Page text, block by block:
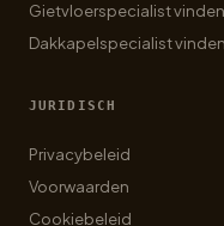
Gietvloerspecialist vinden
Dakkapelspecialist vinden
JURIDISCH
Privacybeleid
Voorwaarden
Cookiebeleid